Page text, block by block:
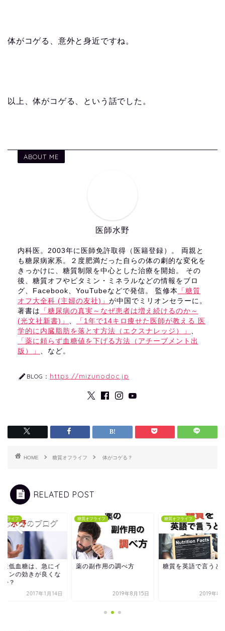
体がコゲる、意外と身近ですね。
以上、体がコゲる、という話でした。
ABOUT ME
医師水野
内科医。2003年に医師免許取得（医籍登録）。 両親と
も糖尿病家系。２度肥満だった自らの体の劇的な変化を
きっかけに、糖質制限を中心とした治療を開始。 その
後、糖質オフやビタミン・ミネラルなどの情報をブロ
グ、Facebook、YouTubeなどで発信。 監修本
「糖質
オフ大全科 (主婦の友社)」 が中国でミリオンセラーに。
著書は
「糖尿病の真実～なぜ患者は増え続けるのか～
(光文社新書)」 、
「1年で14キロ痩せた医師が教える 医
学的に内臓脂肪を落とす方法（エクスナレッジ）」 、
「薬に頼らず血糖値を下げる方法（アチーブメント出
版）」 、など。
BLOG： https://mizunodoc.jp
HOME 糖質オフライフ 体がコゲる？
RELATED POST
フライフ
性低血糖は、急にイ
リンの効きが良くな
か？
2017年1月14日
糖質オフライフ
薬の副作用の調べ方
2019年8月15日
糖質オフライフ
糖質を英語で言うと
2019年8